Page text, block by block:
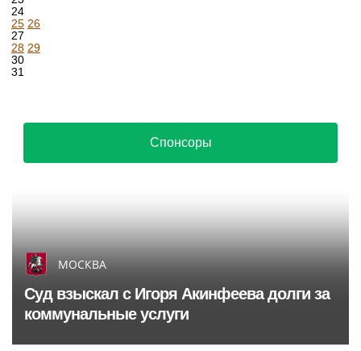
24
25 26
27
28 29
30
31
Спонсоры
МОСКВА
Суд взыскал с Игоря Акинфеева долги за
коммунальные услуги